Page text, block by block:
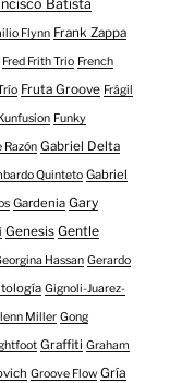
Batista
Flynn Frank Zappa
Fred Frith Trio French
Fruta Groove Frágil
Funky
Razón Gabriel Delta
Quinteto Gabriel
Gardenia Gary
Genesis Gentle
Hassan Gerardo
Gignoli-Juarez-
Miller Gong
Graffiti Graham
Groove Flow Gría